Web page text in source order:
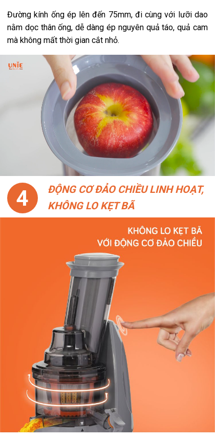
Đường kính ống ép lên đến 75mm, đi cùng với lưỡi dao
nằm dọc thân ống, dễ dàng ép nguyên quả táo, quả cam
mà không mất thời gian cắt nhỏ.
ĐỘNG CƠ ĐẢO CHIỀU LINH HOẠT,
KHÔNG LO KẸT BÃ
4